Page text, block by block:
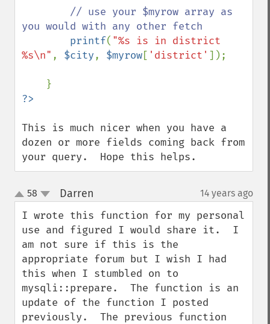
// use your $myrow array as
you would with any other fetch
printf( "%s is in district
%s\n" , $city, $myrow[ 'district' ]);
This is much nicer when you have a
dozen or more fields coming back from
your query.  Hope this helps.
up
down
58 Darren 14 years ago
I wrote this function for my personal
use and figured I would share it.  I
am not sure if this is the
appropriate forum but I wish I had
this when I stumbled on to
mysqli::prepare.  The function is an
update of the function I posted
previously.  The previous function